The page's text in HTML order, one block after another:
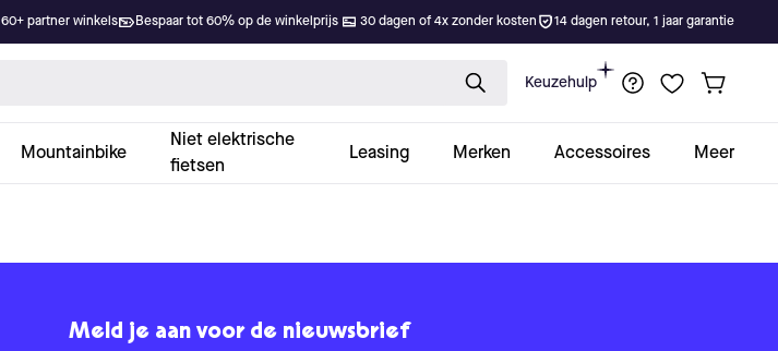
60+ partner winkels Bespaar tot 60% op de winkelprijs 30 dagen of 4x zonder kosten 14 dagen retour, 1 jaar garantie
Keuzehulp
Mountainbike
Niet elektrische
fietsen
Leasing Merken Accessoires Meer
Meld je aan voor de nieuwsbrief